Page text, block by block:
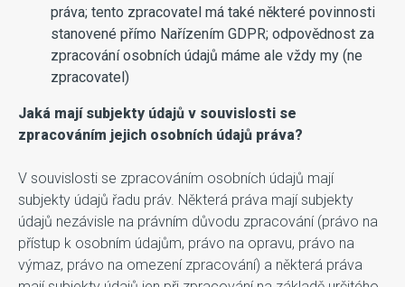
práva; tento zpracovatel má také některé povinnosti
stanovené přímo Nařízením GDPR; odpovědnost za
zpracování osobních údajů máme ale vždy my (ne
zpracovatel)
Jaká mají subjekty údajů v souvislosti se
zpracováním jejich osobních údajů práva?
V souvislosti se zpracováním osobních údajů mají
subjekty údajů řadu práv. Některá práva mají subjekty
údajů nezávisle na právním důvodu zpracování (právo na
přístup k osobním údajům, právo na opravu, právo na
výmaz, právo na omezení zpracování) a některá práva